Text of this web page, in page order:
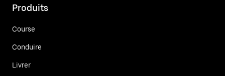
Produits
Course
Conduire
Livrer